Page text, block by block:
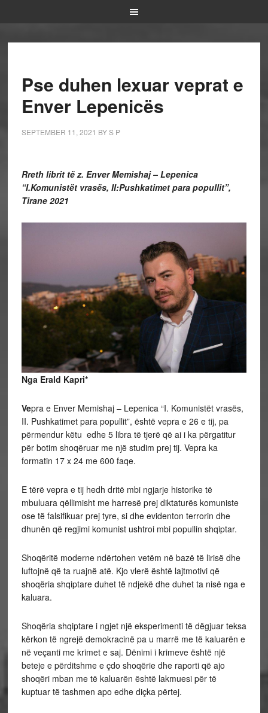
Pse duhen lexuar veprat e
Enver Lepenicës
SEPTEMBER 11, 2021 BYS P
Rreth librit të z. Enver Memishaj – Lepenica
“I.Komunistët vrasës, II:Pushkatimet para popullit”,
Tirane 2021
Nga Erald Kapri*
Vepra e Enver Memishaj – Lepenica “I. Komunistët vrasës,
II. Pushkatimet para popullit”, është vepra e 26 e tij, pa
përmendur këtu edhe 5 libra të tjerë që ai i ka përgatitur
për botim shoqëruar me një studim prej tij. Vepra ka
formatin 17 x 24 me 600 faqe.
E tërë vepra e tij hedh dritë mbi ngjarje historike të
mbuluara qëllimisht me harresë prej diktaturës komuniste
ose të falsifikuar prej tyre, si dhe evidenton terrorin dhe
dhunën që regjimi komunist ushtroi mbi popullin shqiptar.
Shoqëritë moderne ndërtohen vetëm në bazë të lirisë dhe
luftojnë që ta ruajnë atë. Kjo vlerë është lajtmotivi që
shoqëria shqiptare duhet të ndjekë dhe duhet ta nisë nga e
kaluara.
Shoqëria shqiptare i ngjet një eksperimenti të dëgjuar teksa
kërkon të ngrejë demokracinë pa u marrë me të kaluarën e
në veçanti me krimet e saj. Dënimi i krimeve është një
beteje e përditshme e çdo shoqërie dhe raporti që ajo
shoqëri mban me të kaluarën është lakmuesi për të
kuptuar të tashmen apo edhe diçka përtej.